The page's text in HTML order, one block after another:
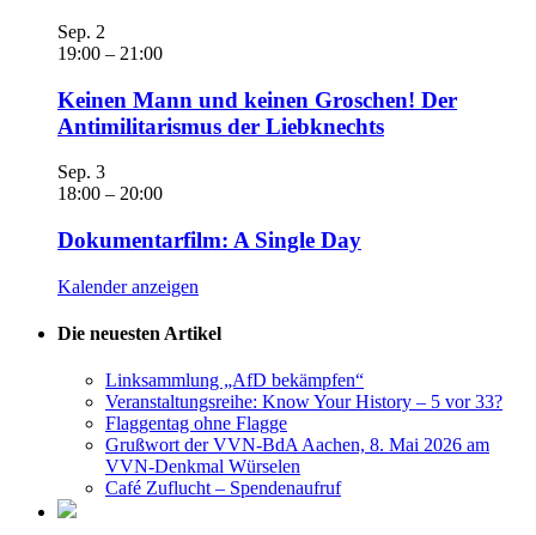
Sep. 2
19:00 – 21:00
Keinen Mann und keinen Groschen! Der
Antimilitarismus der Liebknechts
Sep. 3
18:00 – 20:00
Dokumentarfilm: A Single Day
Kalender anzeigen
Die neuesten Artikel
Linksammlung „AfD bekämpfen“
Veranstaltungsreihe: Know Your History – 5 vor 33?
Flaggentag ohne Flagge
Grußwort der VVN-BdA Aachen, 8. Mai 2026 am
VVN-Denkmal Würselen
Café Zuflucht – Spendenaufruf